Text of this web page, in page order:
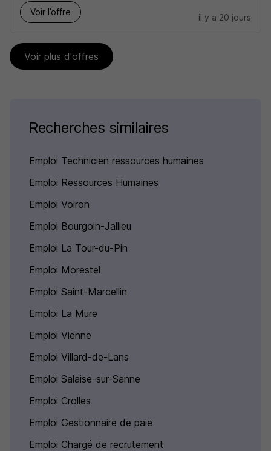
Voir l’offre
il y a 20 jours
Voir plus d'offres
Recherches similaires
Emploi Technicien ressources humaines
Emploi Ressources Humaines
Emploi Voiron
Emploi Bourgoin-Jallieu
Emploi La Tour-du-Pin
Emploi Morestel
Emploi Saint-Marcellin
Emploi La Mure
Emploi Vienne
Emploi Villard-de-Lans
Emploi Salaise-sur-Sanne
Emploi Crolles
Emploi Gestionnaire de paie
Emploi Chargé de recrutement